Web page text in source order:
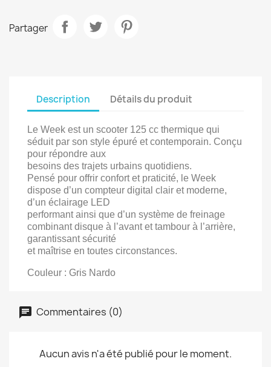
Partager
Description Détails du produit
Le Week est un scooter 125 cc thermique qui
séduit par son style épuré et contemporain. Conçu
pour répondre aux
besoins des trajets urbains quotidiens.
Pensé pour offrir confort et praticité, le Week
dispose d’un compteur digital clair et moderne,
d’un éclairage LED
performant ainsi que d’un système de freinage
combinant disque à l’avant et tambour à l’arrière,
garantissant sécurité
et maîtrise en toutes circonstances.
Couleur : Gris Nardo
Commentaires (0)
Aucun avis n'a été publié pour le moment.